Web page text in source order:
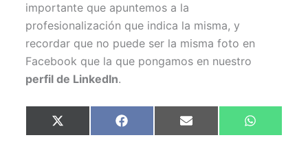
importante que apuntemos a la
profesionalización que indica la misma, y
recordar que no puede ser la misma foto en
Facebook que la que pongamos en nuestro
perfil de LinkedIn.
Compartir
en
X
(
Compartir
en
F
a
Compartir
en
E
m
Compartir
en
W
h